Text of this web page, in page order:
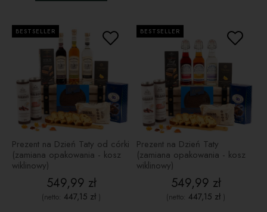
Prezent na Dzień Taty od córki
(zamiana opakowania - kosz
wiklinowy)
549,99 zł
(netto: 447,15 zł )
BESTSELLER
Prezent na Dzień Taty
(zamiana opakowania - kosz
wiklinowy)
549,99 zł
(netto: 447,15 zł )
BESTSELLER